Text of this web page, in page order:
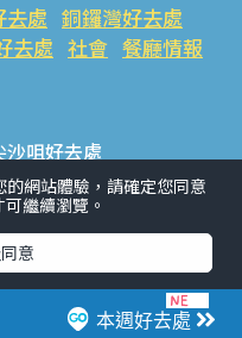
本週好去處
去處 銅鑼灣好去處
去處 社會 餐廳情報
沙咀好去處
去處 旺角好去處 社會
美食社群熱話
程式
#限時搶
網站體驗，請確定您同意
可繼續瀏覽。
意